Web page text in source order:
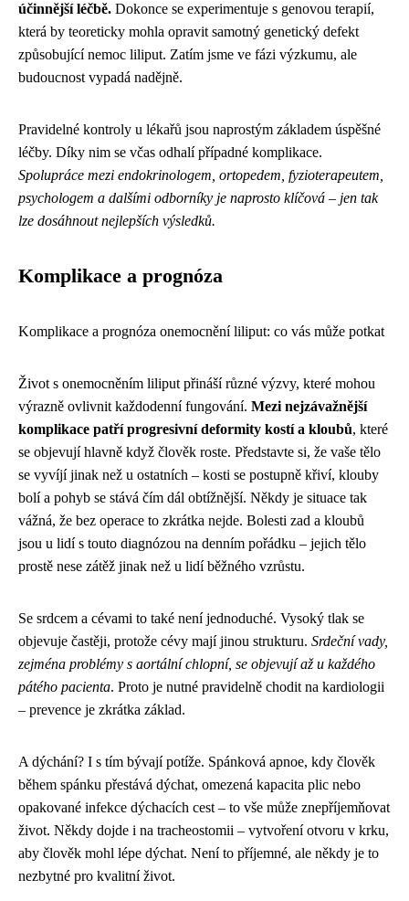
účinnější léčbě. Dokonce se experimentuje s genovou terapií,
která by teoreticky mohla opravit samotný genetický defekt
způsobující nemoc liliput. Zatím jsme ve fázi výzkumu, ale
budoucnost vypadá nadějně.
Pravidelné kontroly u lékařů jsou naprostým základem úspěšné
léčby. Díky nim se včas odhalí případné komplikace.
Spolupráce mezi endokrinologem, ortopedem, fyzioterapeutem,
psychologem a dalšími odborníky je naprosto klíčová – jen tak
lze dosáhnout nejlepších výsledků.
Komplikace a prognóza
Komplikace a prognóza onemocnění liliput: co vás může potkat
Život s onemocněním liliput přináší různé výzvy, které mohou
výrazně ovlivnit každodenní fungování. Mezi nejzávažnější
komplikace patří progresivní deformity kostí a kloubů, které
se objevují hlavně když člověk roste. Představte si, že vaše tělo
se vyvíjí jinak než u ostatních – kosti se postupně křiví, klouby
bolí a pohyb se stává čím dál obtížnější. Někdy je situace tak
vážná, že bez operace to zkrátka nejde. Bolesti zad a kloubů
jsou u lidí s touto diagnózou na denním pořádku – jejich tělo
prostě nese zátěž jinak než u lidí běžného vzrůstu.
Se srdcem a cévami to také není jednoduché. Vysoký tlak se
objevuje častěji, protože cévy mají jinou strukturu. Srdeční vady,
zejména problémy s aortální chlopní, se objevují až u každého
pátého pacienta. Proto je nutné pravidelně chodit na kardiologii
– prevence je zkrátka základ.
A dýchání? I s tím bývají potíže. Spánková apnoe, kdy člověk
během spánku přestává dýchat, omezená kapacita plic nebo
opakované infekce dýchacích cest – to vše může znepříjemňovat
život. Někdy dojde i na tracheostomii – vytvoření otvoru v krku,
aby člověk mohl lépe dýchat. Není to příjemné, ale někdy je to
nezbytné pro kvalitní život.